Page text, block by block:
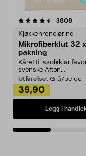
3808
Kjøkkenrengjøring
Mikrofiberklut 32
pakning
Kåret til «soleklar
svenske Afton...
Utførelse: Grå/beige
39,90
Legg i
4.5av 5 stjerner